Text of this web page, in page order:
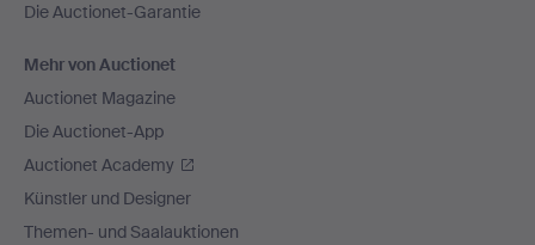
Die Auctionet-Garantie
Mehr von Auctionet
Auctionet Magazine
Die Auctionet-App
Auctionet Academy
Künstler und Designer
Themen- und Saalauktionen